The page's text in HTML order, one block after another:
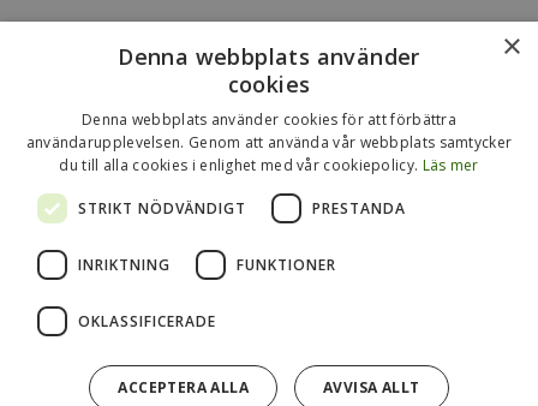
Kasse.nu drivs och ägs av Immenco AB i Visby, Gotland.
Immenco AB har sedan 1979 bedrivit grossistförsäljning av
förpackningar, presentartiklar, vykort m.m. Mer om vårt
övriga sortiment finns
påwww.gotlandsgrossisten.seoch
×
Denna webbplats använder
cookies
Denna webbplats använder cookies för att förbättra
användarupplevelsen. Genom att använda vår webbplats samtycker
du till alla cookies i enlighet med vår cookiepolicy. Läs mer
STRIKT NÖDVÄNDIGT PRESTANDA
INRIKTNING FUNKTIONER
OKLASSIFICERADE
ACCEPTERA ALLA AVVISA ALLT